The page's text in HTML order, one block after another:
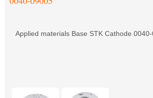
Applied materials Base STK Cathode